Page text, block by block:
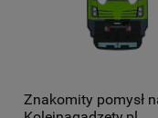
Znakomity pomysł